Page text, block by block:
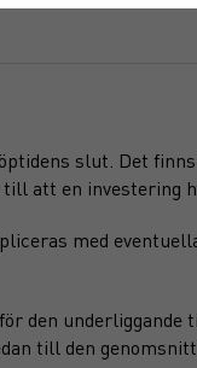
slut. Det
att en investering
med
den
till den